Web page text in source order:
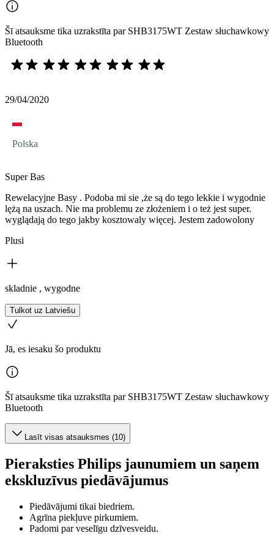
Šī atsauksme tika uzrakstīta par SHB3175WT Zestaw słuchawkowy
Bluetooth
29/04/2020
Polska
Super Bas
Rewelacyjne Basy . Podoba mi sie ,że są do tego lekkie i wygodnie
lężą na uszach. Nie ma problemu ze złożeniem i o też jest super.
wyglądają do tego jakby kosztowaly więcej. Jestem zadowolony
Plusi
skladnie , wygodne
Tulkot uz Latviešu
Jā, es iesaku šo produktu
Šī atsauksme tika uzrakstīta par SHB3175WT Zestaw słuchawkowy
Bluetooth
Lasīt visas atsauksmes (10)
Pieraksties Philips jaunumiem un saņem
ekskluzīvus piedāvājumus
Piedāvājumi tikai biedriem.
Agrīna piekļuve pirkumiem.
Padomi par veselīgu dzīvesveidu.